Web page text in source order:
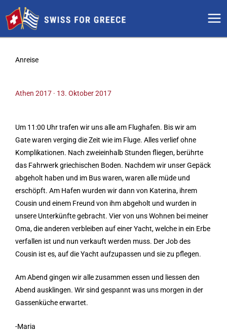
Inhalt
springen
Anreise
Athen 2017 · 13. Oktober 2017
Um 11:00 Uhr trafen wir uns alle am Flughafen. Bis wir am
Gate waren verging die Zeit wie im Fluge. Alles verlief ohne
Komplikationen. Nach zweieinhalb Stunden fliegen, berührte
das Fahrwerk griechischen Boden. Nachdem wir unser Gepäck
abgeholt haben und im Bus waren, waren alle müde und
erschöpft. Am Hafen wurden wir dann von Katerina, ihrem
Cousin und einem Freund von ihm abgeholt und wurden in
unsere Unterkünfte gebracht. Vier von uns Wohnen bei meiner
Oma, die anderen verbleiben auf einer Yacht, welche in ein Erbe
verfallen ist und nun verkauft werden muss. Der Job des
Cousin ist es, auf die Yacht aufzupassen und sie zu pflegen.
Am Abend gingen wir alle zusammen essen und liessen den
Abend ausklingen. Wir sind gespannt was uns morgen in der
Gassenküche erwartet.
-Maria